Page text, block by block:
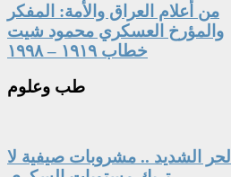
من أعلام العراق والأمة: المفكر
والمؤرخ العسكري محمود شيت
خطاب ١٩١٩ – ١٩٩٨
طب وعلوم
الحر الشديد .. مشروبات صيفية لا